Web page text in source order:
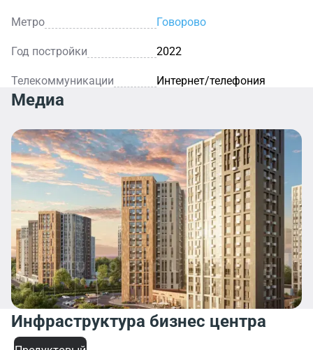
Метро Говорово
Год постройки 2022
Телекоммуникации Интернет/телефония
Медиа
Инфраструктура бизнес центра